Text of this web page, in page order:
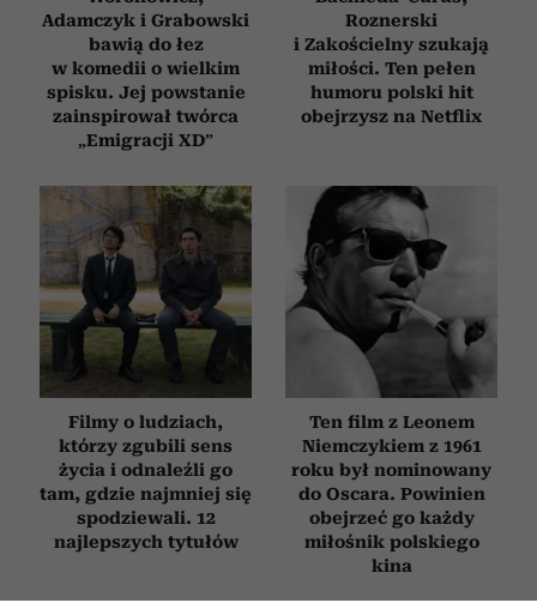
Adamczyk i Grabowski
bawią do łez
w komedii o wielkim
spisku. Jej powstanie
zainspirował twórca
„Emigracji XD”
Roznerski
i Zakościelny szukają
miłości. Ten pełen
humoru polski hit
obejrzysz na Netflix
Filmy o ludziach,
którzy zgubili sens
życia i odnaleźli go
tam, gdzie najmniej się
spodziewali. 12
najlepszych tytułów
Ten film z Leonem
Niemczykiem z 1961
roku był nominowany
do Oscara. Powinien
obejrzeć go każdy
miłośnik polskiego
kina